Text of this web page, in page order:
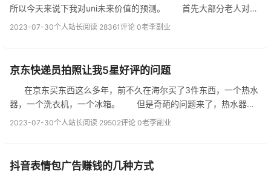
所以今天来说下我对uni未来价值的预测。 首先大部分老人对uni
的印象只有“投票”作用，甚至有人会说它是空气，很少会有人说推荐
2023-07-30个人站长阅读 28361评论 0老李副业
京东快递员拍照让我5星好评的问题
在京东买东西这么多年，前不久在海尔买了3件东西，一个热水
器，一个洗衣机，一个冰箱。 但是奇葩的问题来了，热水器和
洗衣机的送货师傅来了，走的时候都让我打开京东APP给点好评，
2023-07-30个人站长阅读 29502评论 0老李副业
抖音表情包广告赚钱的几种方式